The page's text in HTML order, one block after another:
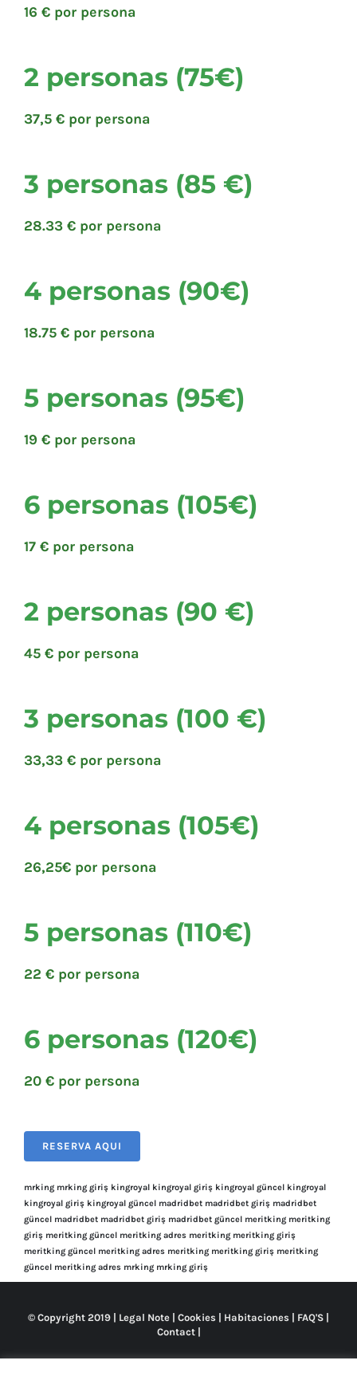
16 € por persona
2 personas (75€)
37,5 € por persona
3 personas (85 €)
28.33 € por persona
4 personas (90€)
18.75 € por persona
5 personas (95€)
19 € por persona
6 personas (105€)
17 € por persona
2 personas (90 €)
45 € por persona
3 personas (100 €)
33,33 € por persona
4 personas (105€)
26,25€ por persona
5 personas (110€)
22 € por persona
6 personas (120€)
20 € por persona
RESERVA AQUI
mrking mrking giriş kingroyal kingroyal giriş kingroyal güncel kingroyal
kingroyal giriş kingroyal güncel madridbet madridbet giriş madridbet
güncel madridbet madridbet giriş madridbet güncel meritking meritking
giriş meritking güncel meritking adres meritking meritking giriş
meritking güncel meritking adres meritking meritking giriş meritking
güncel meritking adres mrking mrking giriş
© Copyright 2019 | Legal Note Cookies Habitaciones FAQ'S
Contact|